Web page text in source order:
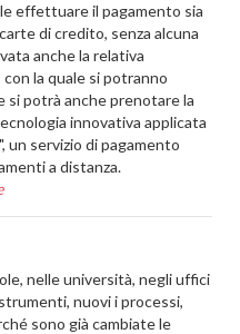
effettuare il pagamento sia
di credito, senza alcuna
anche la relativa
la quale si potranno
si potrà anche prenotare la
innovativa applicata
un servizio di pagamento
a distanza.
nelle università, negli uffici
nuovi i processi,
sono già cambiate le